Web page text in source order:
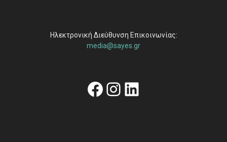
Ηλεκτρονική Διεύθυνση Επικοινωνίας:
media@sayes.gr
Facebook
Instagram
Linkedin